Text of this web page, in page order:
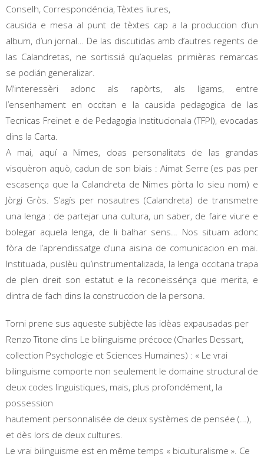
Conselh, Correspondéncia, Tèxtes liures,
causida e mesa al punt de tèxtes cap a la produccion d’un
album, d’un jornal… De las discutidas amb d’autres regents de
las Calandretas, ne sortissiá qu’aquelas primièras remarcas
se podián generalizar.
M’interessèri adonc als rapòrts, als ligams, entre
l’ensenhament en occitan e la causida pedagogica de las
Tecnicas Freinet e de Pedagogia Institucionala (TFPI), evocadas
dins la Carta.
A mai, aquí a Nimes, doas personalitats de las grandas
visquèron aquò, cadun de son biais : Aimat Serre (es pas per
escasença que la Calandreta de Nimes pòrta lo sieu nom) e
Jòrgi Gròs. S’agís per nosautres (Calandreta) de transmetre
una lenga : de partejar una cultura, un saber, de faire viure e
bolegar aquela lenga, de li balhar sens… Nos situam adonc
fòra de l’aprendissatge d’una aisina de comunicacion en mai.
Instituada, puslèu qu’instrumentalizada, la lenga occitana trapa
de plen dreit son estatut e la reconeissénça que merita, e
dintra de fach dins la construccion de la persona.
Torni prene sus aqueste subjècte las idèas expausadas per
Renzo Titone dins Le bilinguisme précoce (Charles Dessart,
collection Psychologie et Sciences Humaines) : « Le vrai
bilinguisme comporte non seulement le domaine structural de
deux codes linguistiques, mais, plus profondément, la
possession
hautement personnalisée de deux systèmes de pensée (…),
et dès lors de deux cultures.
Le vrai bilinguisme est en même temps « biculturalisme ». Ce